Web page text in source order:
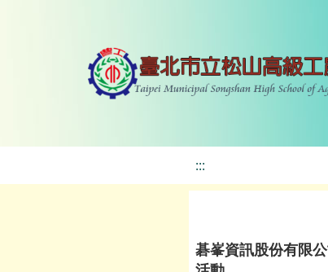
:::
碁峯資訊股份有限